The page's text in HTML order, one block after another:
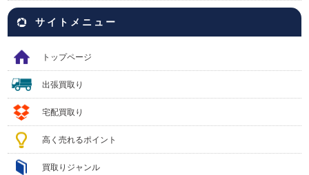
サイトメニュー
トップページ
出張買取り
宅配買取り
高く売れるポイント
買取りジャンル